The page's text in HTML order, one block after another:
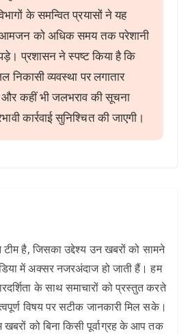
के समन्वित प्रयासों ने यह
आमजन को अधिक समय तक परेशानी
प्रशासन ने स्पष्ट किया है कि
निकासी व्यवस्था पर लगातार
और कहीं भी जलभराव की सूचना
कार्रवाई सुनिश्चित की जाएगी।
है, जिसका उद्देश्य उन खबरों को सामने
में अक्सर नजरअंदाज हो जाती हैं। हम
के साथ समाचारों को प्रस्तुत करते
विषय पर सटीक जानकारी मिल सके।
को बिना किसी पूर्वाग्रह के आप तक